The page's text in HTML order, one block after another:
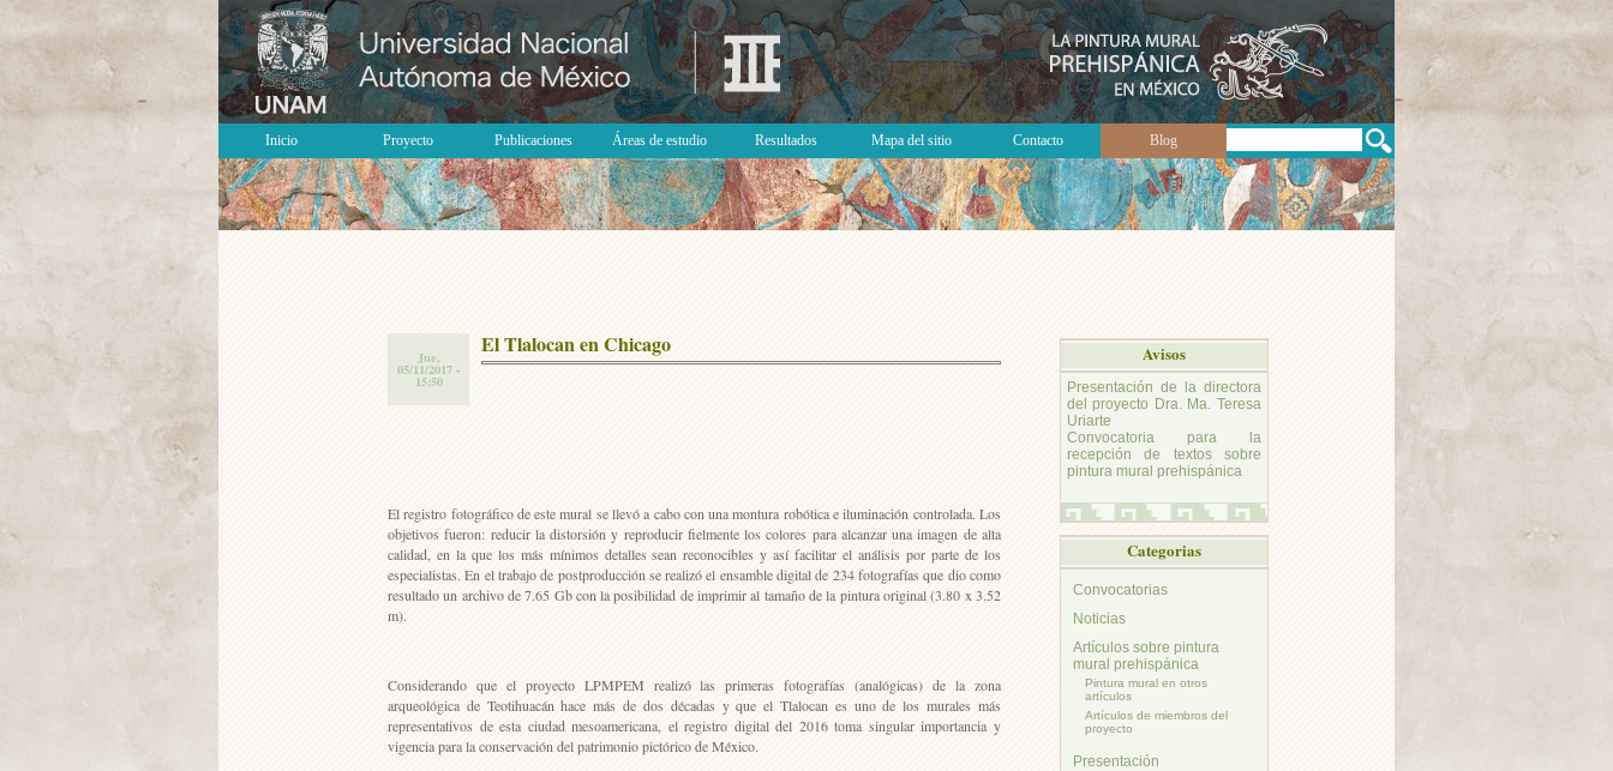
Inicio Proyecto Publicaciones Áreas de estudio Resultados Mapa del sitio Contacto Blog
Jue,
05/11/2017 -
15:50
El Tlalocan en Chicago
El registro fotográfico de este mural se llevó a cabo con una montura robótica e iluminación controlada. Los
objetivos fueron: reducir la distorsión y reproducir fielmente los colores para alcanzar una imagen de alta
calidad, en la que los más mínimos detalles sean reconocibles y así facilitar el análisis por parte de los
especialistas. En el trabajo de postproducción se realizó el ensamble digital de 234 fotografías que dio como
resultado un archivo de 7.65 Gb con la posibilidad de imprimir al tamaño de la pintura original (3.80 x 3.52
m).
Considerando que el proyecto LPMPEM realizó las primeras fotografías (analógicas) de la zona
arqueológica de Teotihuacán hace más de dos décadas y que el Tlalocan es uno de los murales más
representativos de esta ciudad mesoamericana, el registro digital del 2016 toma singular importancia y
vigencia para la conservación del patrimonio pictórico de México.
Avisos
Presentación de la directora
del proyecto Dra. Ma. Teresa
Uriarte
Convocatoria para la
recepción de textos sobre
pintura mural prehispánica
Categorias
Convocatorias
Noticias
Artículos sobre pintura
mural prehispánica
Pintura mural en otros
artículos
Artículos de miembros del
proyecto
Presentación